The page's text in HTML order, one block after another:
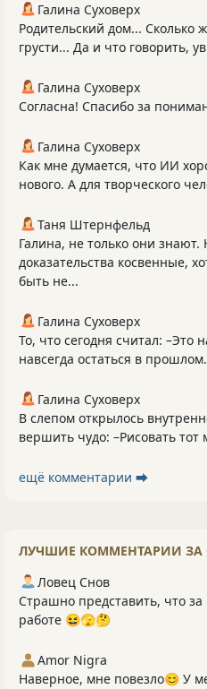
Галина Суховерх
Родительский дом... Сколько
грусти... Да и что говорить,
Галина Суховерх
Согласна! Спасибо за
Галина Суховерх
Как мне думается, что ИИ
нового. А для творческого
Таня Штернфельд
Галина, не только они
доказательства косвенные,
быть не...
Галина Суховерх
То, что сегодня считал: –Это
навсегда остаться в прошлом.
Галина Суховерх
В слепом открылось
вершить чудо: –Рисовать
ещё комментарии ⮕
ЛУЧШИЕ КОММЕНТАРИИ ЗА
Ловец Снов
Страшно представить, что
работе 😆🫣🤔
Amor Nigra
Наверное, мне повезло😊 У